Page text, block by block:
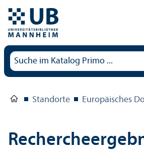
Standorte Europäisches